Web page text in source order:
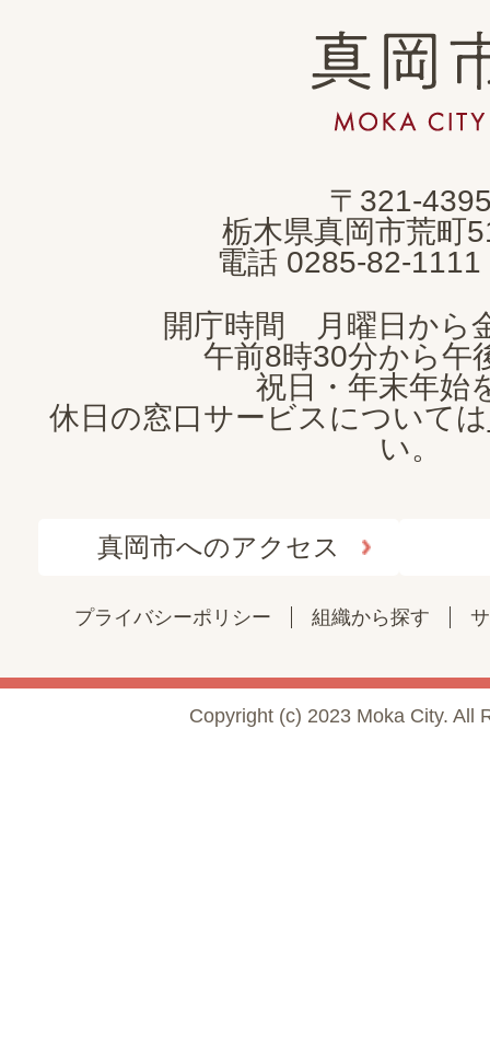
真
岡
市
CITY
〒321-
栃木県真岡市荒町
電話 0285-82-1111
開庁時間 月曜日から
午前8時30分から午
祝日・年末年始
休日の窓口サービスについては
い。
真岡市へのアクセス
プライバシーポリシー 組織から探す
Copyright (c) 2023 Moka City. All